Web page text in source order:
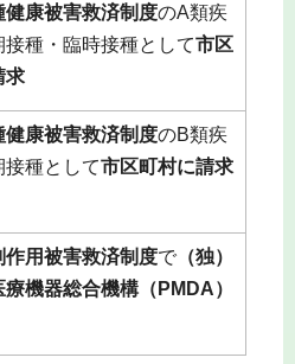
健康被害救済制度のA類疾
接種・臨時接種として市区
求
健康被害救済制度のB類疾
接種として市区町村に請求
作用被害救済制度で （独）
療機器総合機構（PMDA）